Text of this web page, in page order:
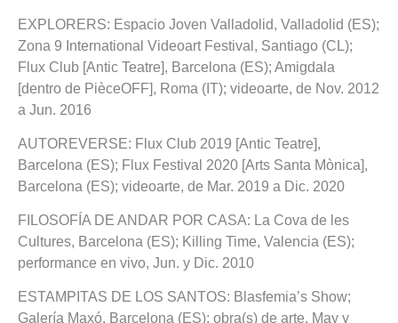
EXPLORERS: Espacio Joven Valladolid, Valladolid (ES);
Zona 9 International Videoart Festival, Santiago (CL);
Flux Club [Antic Teatre], Barcelona (ES); Amigdala
[dentro de PièceOFF], Roma (IT); videoarte, de Nov. 2012
a Jun. 2016
AUTOREVERSE: Flux Club 2019 [Antic Teatre],
Barcelona (ES); Flux Festival 2020 [Arts Santa Mònica],
Barcelona (ES); videoarte, de Mar. 2019 a Dic. 2020
FILOSOFÍA DE ANDAR POR CASA: La Cova de les
Cultures, Barcelona (ES); Killing Time, Valencia (ES);
performance en vivo, Jun. y Dic. 2010
ESTAMPITAS DE LOS SANTOS: Blasfemia’s Show;
Galería Maxó, Barcelona (ES); obra(s) de arte, May y